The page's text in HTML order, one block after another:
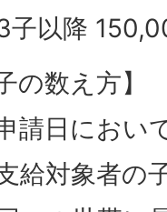
子以降
の数え方】
請日におい
給対象者の